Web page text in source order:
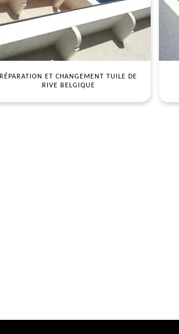
RÉPARATION ET CHANGEMENT TUILE DE
RIVE BELGIQUE